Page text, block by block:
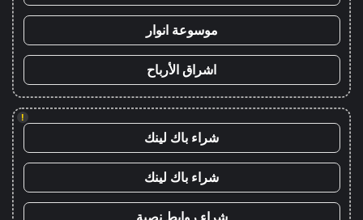
موسوعة انوار
اشراق الأرباح
!
شراء باك لينك
شراء باك لينك